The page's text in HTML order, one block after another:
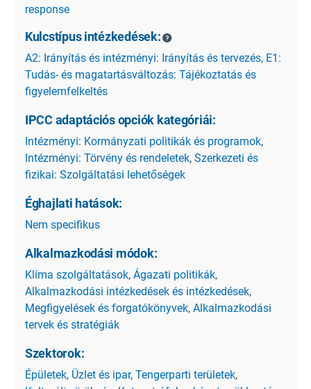
response
Kulcstípus intézkedések:
A2: Irányítás és intézményi: Irányítás és tervezés, E1:
Tudás- és magatartásváltozás: Tájékoztatás és
figyelemfelkeltés
IPCC adaptációs opciók kategóriái:
Intézményi: Kormányzati politikák és programok,
Intézményi: Törvény és rendeletek, Szerkezeti és
fizikai: Szolgáltatási lehetőségek
Éghajlati hatások:
Nem specifikus
Alkalmazkodási módok:
Klíma szolgáltatások, Ágazati politikák,
Alkalmazkodási intézkedések és intézkedések,
Megfigyelések és forgatókönyvek, Alkalmazkodási
tervek és stratégiák
Szektorok:
Épületek, Üzlet és ipar, Tengerparti területek,